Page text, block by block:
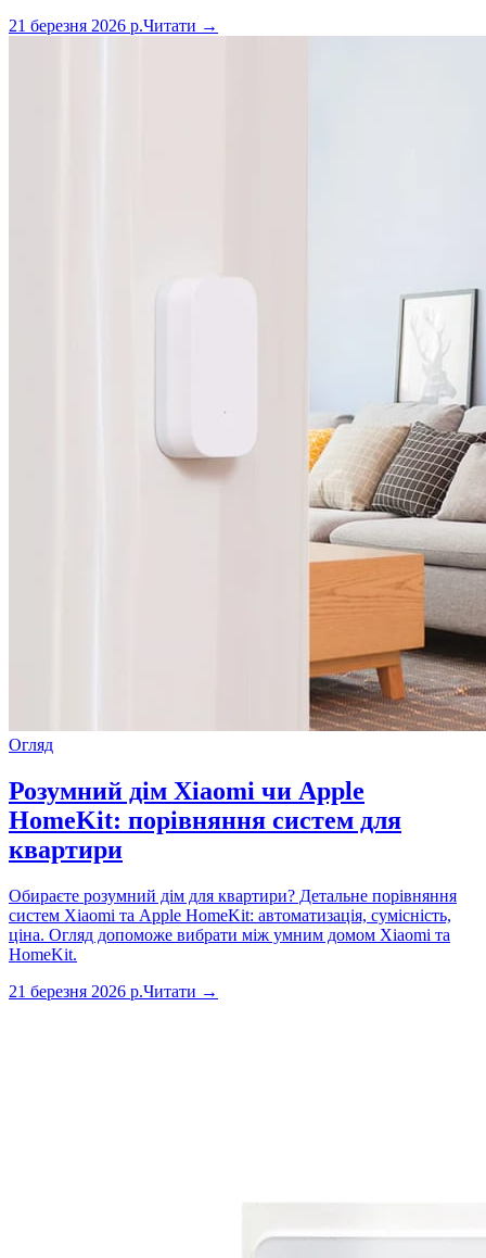
21 березня 2026 р.Читати →
Огляд
Розумний дім Xiaomi чи Apple
HomeKit: порівняння систем для
квартири
Обираєте розумний дім для квартири? Детальне порівняння
систем Xiaomi та Apple HomeKit: автоматизація, сумісність,
ціна. Огляд допоможе вибрати між умним домом Xiaomi та
HomeKit.
21 березня 2026 р.Читати →